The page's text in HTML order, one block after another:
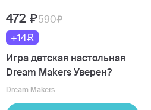
472
590
+14
Игра детская настольная
Dream Makers Уверен?
Dream Makers